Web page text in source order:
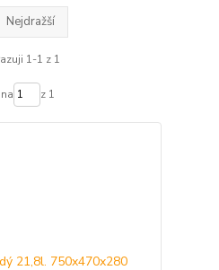
Nejdražší
1-1 z 1
z 1